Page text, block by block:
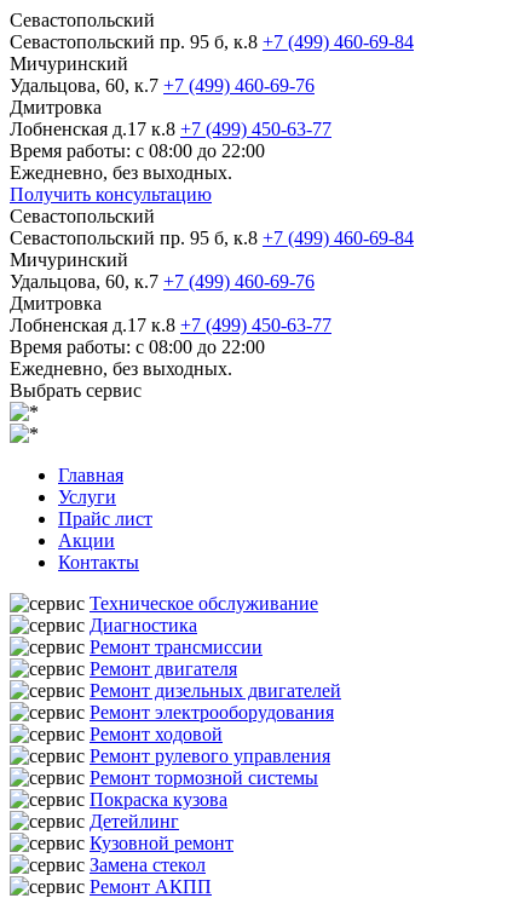
Севастопольский
Севастопольский пр. 95 б, к.8 +7 (499) 460-69-84
Мичуринский
Удальцова, 60, к.7 +7 (499) 460-69-76
Дмитровка
Лобненская д.17 к.8 +7 (499) 450-63-77
Время работы: с 08:00 до 22:00
Ежедневно, без выходных.
Получить консультацию
Севастопольский
Севастопольский пр. 95 б, к.8 +7 (499) 460-69-84
Мичуринский
Удальцова, 60, к.7 +7 (499) 460-69-76
Дмитровка
Лобненская д.17 к.8 +7 (499) 450-63-77
Время работы: с 08:00 до 22:00
Ежедневно, без выходных.
Выбрать сервис
Главная
Услуги
Прайс лист
Акции
Контакты
Техническое обслуживание
Диагностика
Ремонт трансмиссии
Ремонт двигателя
Ремонт дизельных двигателей
Ремонт электрооборудования
Ремонт ходовой
Ремонт рулевого управления
Ремонт тормозной системы
Покраска кузова
Детейлинг
Кузовной ремонт
Замена стекол
Ремонт АКПП